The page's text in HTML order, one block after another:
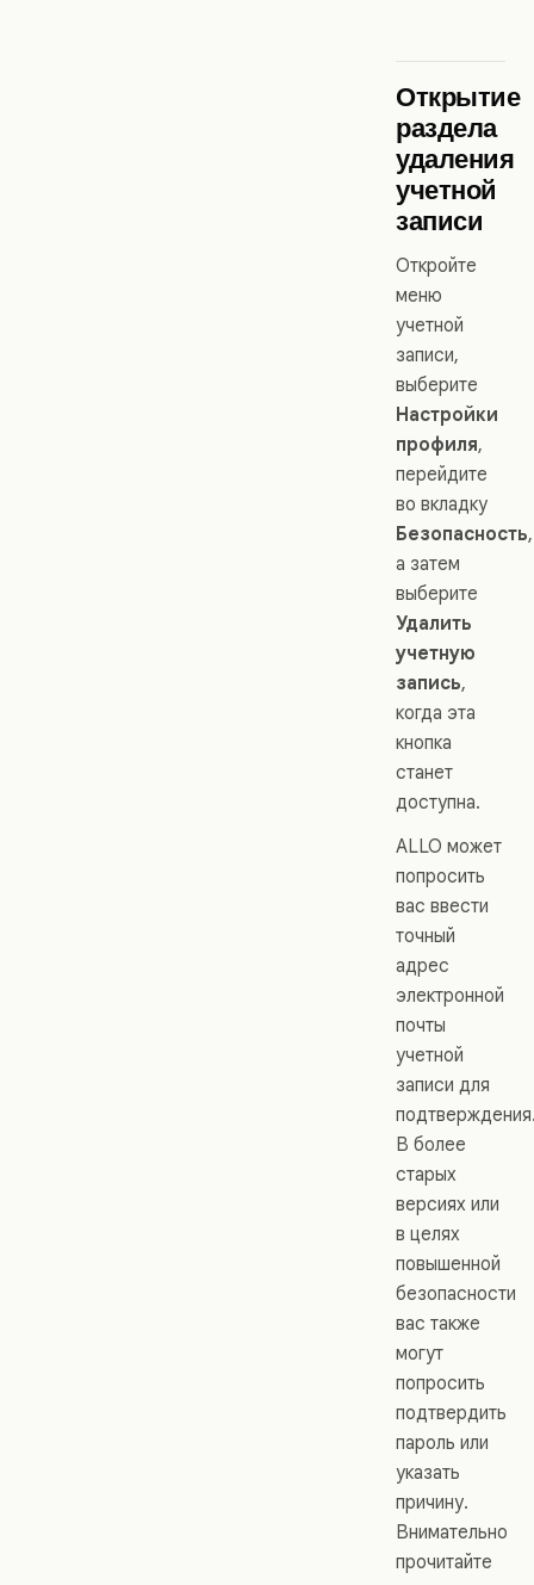
Открытие
раздела
удаления
учетной
записи
Откройте
меню
учетной
записи,
выберите
Настройки
профиля,
перейдите
во вкладку
Безопасность,
а затем
выберите
Удалить
учетную
запись,
когда эта
кнопка
станет
доступна.
ALLO может
попросить
вас ввести
точный
адрес
электронной
почты
учетной
записи для
В более
старых
версиях или
в целях
повышенной
безопасности
вас также
могут
попросить
подтвердить
пароль или
указать
причину.
Внимательно
прочитайте